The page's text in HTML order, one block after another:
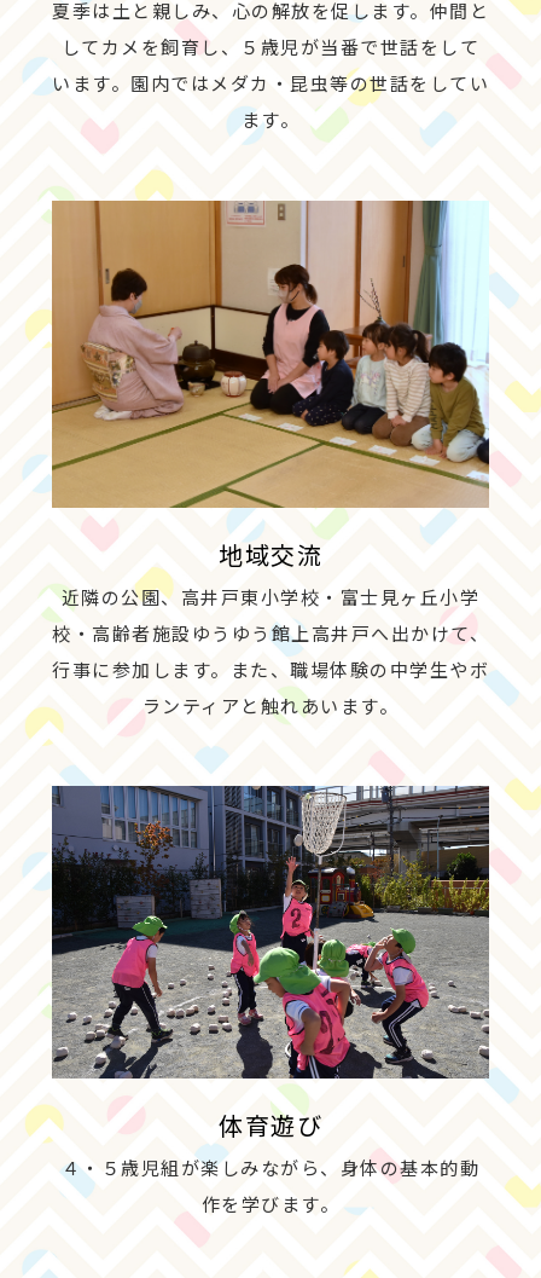
夏季は土と親しみ、心の解放を促します。仲間と
してカメを飼育し、５歳児が当番で世話をして
います。園内ではメダカ・昆虫等の世話をしてい
ます。
地域交流
近隣の公園、高井戸東小学校・富士見ヶ丘小学
校・高齢者施設ゆうゆう館上高井戸へ出かけて、
行事に参加します。また、職場体験の中学生やボ
ランティアと触れあいます。
体育遊び
４・５歳児組が楽しみながら、身体の基本的動
作を学びます。